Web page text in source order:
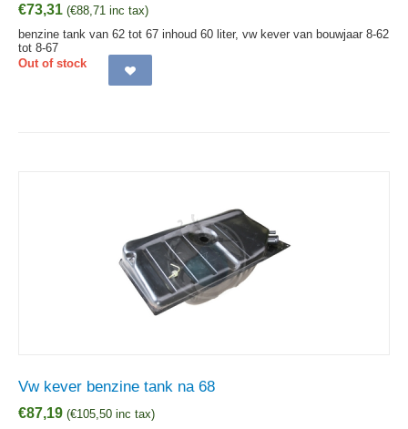
€73,31 (€88,71 inc tax)
benzine tank van 62 tot 67 inhoud 60 liter, vw kever van bouwjaar 8-62
tot 8-67
Out of stock
Vw kever benzine tank na 68
€87,19 (€105,50 inc tax)